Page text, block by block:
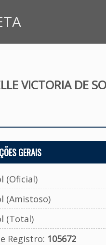
VICTORIA DE
GERAIS
(Oficial)
(Amistoso)
(Total)
Registro: 105672